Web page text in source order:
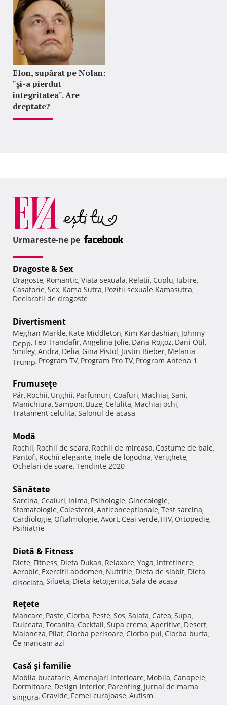
Elon, supărat pe Nolan:
"şi-a pierdut
integritatea". Are
dreptate?
Urmareste-ne pe
Dragoste & Sex
Dragoste, Romantic, Viata sexuala, Relatii, Cuplu, Iubire,
Casatorie, Sex, Kama Sutra, Pozitii sexuale Kamasutra,
Declaratii de dragoste
Divertisment
Meghan Markle, Kate Middleton, Kim Kardashian, Johnny
Depp, Teo Trandafir, Angelina Jolie, Dana Rogoz, Dani Otil,
Smiley, Andra, Delia, Gina Pistol, Justin Bieber, Melania
Trump, Program TV, Program Pro TV, Program Antena 1
Frumuseţe
Păr, Rochii, Unghii, Parfumuri, Coafuri, Machiaj, Sani,
Manichiura, Sampon, Buze, Celulita, Machiaj ochi,
Tratament celulita, Salonul de acasa
Modă
Rochii, Rochii de seara, Rochii de mireasa, Costume de baie,
Pantofi, Rochii elegante, Inele de logodna, Verighete,
Ochelari de soare, Tendinte 2020
Sănătate
Sarcina, Ceaiuri, Inima, Psihologie, Ginecologie,
Stomatologie, Colesterol, Anticonceptionale, Test sarcina,
Cardiologie, Oftalmologie, Avort, Ceai verde, HIV, Ortopedie,
Psihiatrie
Dietă & Fitness
Diete, Fitness, Dieta Dukan, Relaxare, Yoga, Intretinere,
Aerobic, Exercitii abdomen, Nutritie, Dieta de slabit, Dieta
disociata, Silueta, Dieta ketogenica, Sala de acasa
Reţete
Mancare, Paste, Ciorba, Peste, Sos, Salata, Cafea, Supa,
Dulceata, Tocanita, Cocktail, Supa crema, Aperitive, Desert,
Maioneza, Pilaf, Ciorba perisoare, Ciorba pui, Ciorba burta,
Ce mancam azi
Casă şi familie
Mobila bucatarie, Amenajari interioare, Mobila, Canapele,
Dormitoare, Design interior, Parenting, Jurnal de mama
singura, Gravide, Femei curajoase, Autism